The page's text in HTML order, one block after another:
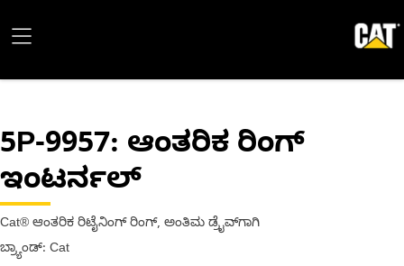
5P-9957: ಆಂತರಿಕ ರಿಂಗ್
ಇಂಟರ್ನಲ್
Cat® ಆಂತರಿಕ ರಿಟೈನಿಂಗ್ ರಿಂಗ್, ಅಂತಿಮ ಡ್ರೈವ್‌ಗಾಗಿ
ಬ್ರ್ಯಾಂಡ್: Cat